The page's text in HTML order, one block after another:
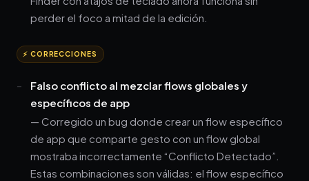
perder el foco a mitad de la edición.
⚡ CORRECCIONES
Falso conflicto al mezclar flows globales y
específicos de app
— Corregido un bug donde crear un flow específico
de app que comparte gesto con un flow global
mostraba incorrectamente “Conflicto Detectado”.
Estas combinaciones son válidas: el flow específico